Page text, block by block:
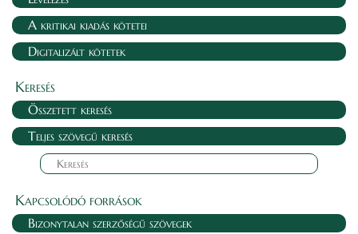
A kritikai kiadás kötetei
Digitalizált kötetek
Keresés
Összetett keresés
Teljes szövegű keresés
Kapcsolódó források
Bizonytalan szerzőségű szövegek